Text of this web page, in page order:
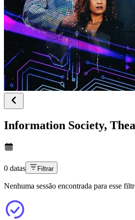
Information Society,
0 datas Filtrar
Nenhuma sessão encontrada para esse